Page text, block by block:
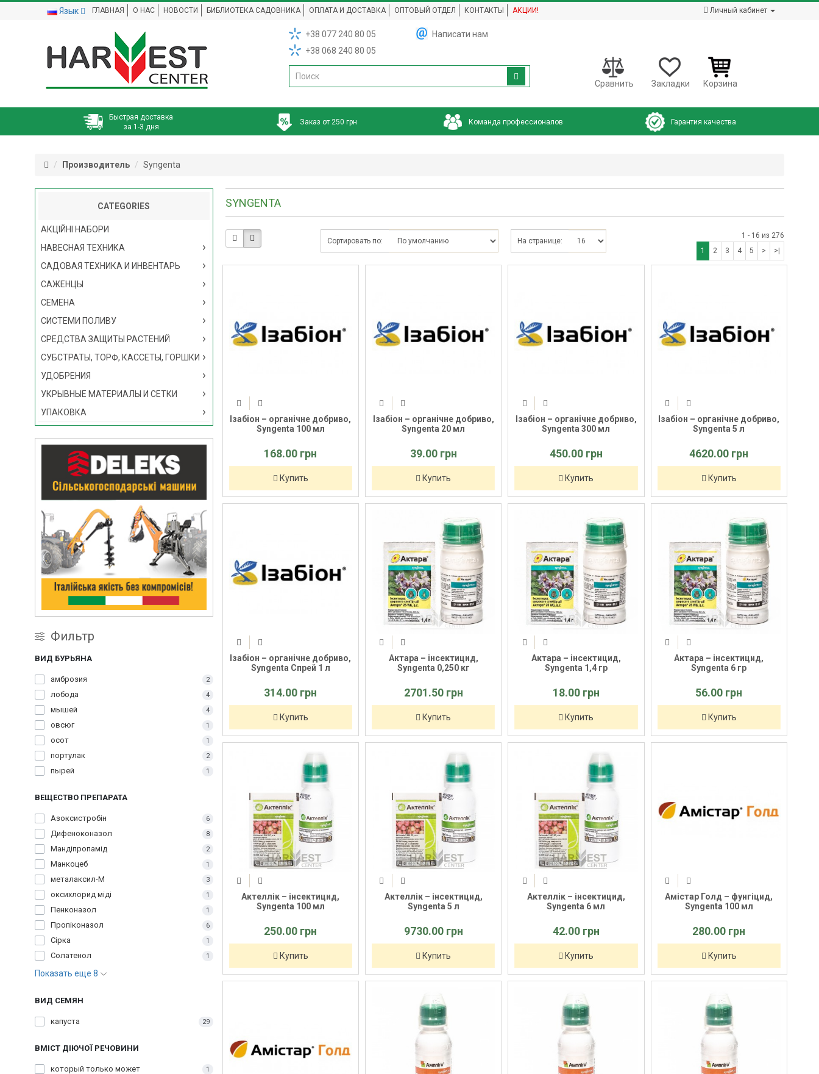
Язык ГЛАВНАЯ О НАС НОВОСТИ БИБЛИОТЕКА САДОВНИКА ОПЛАТА И ДОСТАВКА ОПТОВЫЙ ОТДЕЛ КОНТАКТЫ АКЦИИ! Личный кабинет
+38 077 240 80 05
+38 068 240 80 05
Написати нам
Сравнить Закладки Корзина
Быстрая доставка
за 1-3 дня
Заказ от 250 грн Команда профессионалов Гарантия качества
Производитель Syngenta
CATEGORIES
АКЦІЙНІ НАБОРИ
НАВЕСНАЯ ТЕХНИКА
САДОВАЯ ТЕХНИКА И ИНВЕНТАРЬ
САЖЕНЦЫ
СЕМЕНА
СИСТЕМИ ПОЛИВУ
СРЕДСТВА ЗАЩИТЫ РАСТЕНИЙ
СУБСТРАТЫ, ТОРФ, КАССЕТЫ, ГОРШКИ
УДОБРЕНИЯ
УКРЫВНЫЕ МАТЕРИАЛЫ И СЕТКИ
УПАКОВКА
Фильтр
ВИД БУРЬЯНА
амброзия 2
лобода 4
мышей 4
овсюг 1
осот 1
портулак 2
пырей 1
ВЕЩЕСТВО ПРЕПАРАТА
Азоксистробін 6
Дифеноконазол 8
Мандіпропамід 2
Манкоцеб 1
металаксил-М 3
оксихлорид міді 1
Пенконазол 1
Пропіконазол 6
Сірка 1
Солатенол 1
Показать еще 8
ВИД СЕМЯН
капуста 29
ВМІСТ ДІЮЧОЇ РЕЧОВИНИ
который только может
1
SYNGENTA
Сортировать по: На странице:
1 - 16 из 276
1
2 3 4 5 > >|
Ізабіон – органічне добриво,
Syngenta 100 мл
168.00 грн
Купить
Ізабіон – органічне добриво,
Syngenta 20 мл
39.00 грн
Купить
Ізабіон – органічне добриво,
Syngenta 300 мл
450.00 грн
Купить
Ізабіон – органічне добриво,
Syngenta 5 л
4620.00 грн
Купить
Ізабіон – органічне добриво,
Syngenta Спрей 1 л
314.00 грн
Купить
Актара – інсектицид,
Syngenta 0,250 кг
2701.50 грн
Купить
Актара – інсектицид,
Syngenta 1,4 гр
18.00 грн
Купить
Актара – інсектицид,
Syngenta 6 гр
56.00 грн
Купить
Актеллік – інсектицид,
Syngenta 100 мл
250.00 грн
Купить
Актеллік – інсектицид,
Syngenta 5 л
9730.00 грн
Купить
Актеллік – інсектицид,
Syngenta 6 мл
42.00 грн
Купить
Амістар Голд – фунгіцид,
Syngenta 100 мл
280.00 грн
Купить